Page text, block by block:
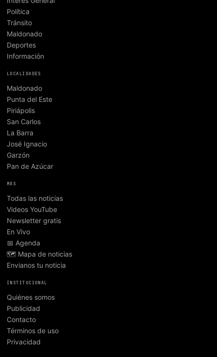
Política
Tránsito
Maldonado
Deportes
Información
LOCALIDADES
Maldonado
Punta del Este
Piriápolis
San Carlos
La Barra
José Ignacio
Garzón
Pan de Azúcar
MÁS
Todas las noticias
Videos YouTube
Newsletter gratis
En Vivo
📅 Agenda
🗺️ Mapa de noticias
Envianos tu noticia
INSTITUCIONAL
Quiénes somos
Publicidad
Contacto
Términos de uso
Privacidad